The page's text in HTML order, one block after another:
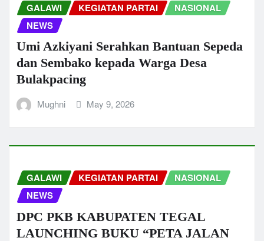
GALAWI KEGIATAN PARTAI
NASIONAL
NEWS
Umi Azkiyani Serahkan Bantuan Sepeda
dan Sembako kepada Warga Desa
Bulakpacing
Mughni May 9, 2026
GALAWI KEGIATAN PARTAI
NASIONAL
NEWS
DPC PKB KABUPATEN TEGAL
LAUNCHING BUKU “PETA JALAN